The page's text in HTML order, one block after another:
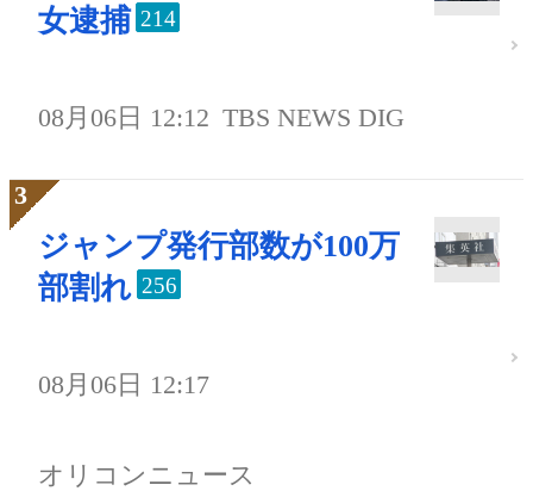
女逮捕 214
08月06日 12:12 TBS NEWS DIG
ジャンプ発行部数が100万
部割れ 256
08月06日 12:17
オリコンニュース